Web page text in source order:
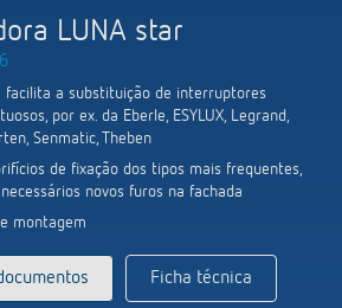
globalLUNA star
facilita a substituição de interruptores
por ex. da Eberle, ESYLUX, Legrand,
Senmatic, Theben
de fixação dos tipos mais frequentes,
novos furos na fachada
montagem
Ficha técnica